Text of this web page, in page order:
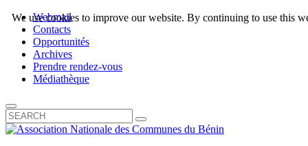
Webmail
Contacts
Opportunités
Archives
Prendre rendez-vous
Médiathèque
We use cookies to improve our website. By continuing to use this